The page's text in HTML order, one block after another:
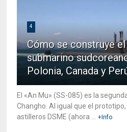
4
Cómo se construye
submarino
Polonia, Canada y
El «An Mu» (SS-085) es la
Changho. Al igual que el
astilleros DSME (ahora ...
+Info